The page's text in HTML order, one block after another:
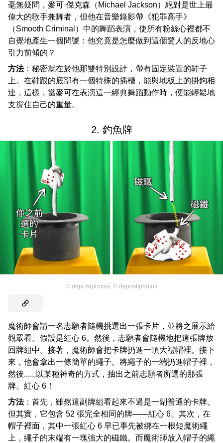
毫無疑問，麥可·傑克森（Michael Jackson）絕對是世上最
偉大的歌手兼舞者，但他在音樂錄影帶《犯罪高手》
（Smooth Criminal）中的舞蹈表演，使所有粉絲心裡都不
自覺地產生一個問號：他究竟是怎麼做到這個驚人的反地心
引力前傾的？
方法：秘密就在於他那雙特別設計，帶有固定裝置的鞋子
上。在鞋跟的底部有一個特殊的插槽，能與地板上的掛鉤相
連，這樣，當麥可在表演這一經典舞蹈動作時，便能輕鬆地
支撐住自己的重量。
2. 釣魚牌
© depositphotos, © depositphotos
魔術師會請一名志願者隨機挑選出一張卡片，並將之展示給
觀眾看。假設是紅心 6。然後，志願者會隨機地把這張牌放
回牌組中。接著，魔術師會把卡牌扔進一頂大禮帽裡。接下
來，他會拿出一條簡單的繩子。將繩子的一端扔進帽子裡，
然後......以某種神奇的方式，抽出之前志願者所選的那張
牌。紅心 6！
方法：首先，雖然這副牌組看起來不過是一副普通的卡牌。
但其實，它包含 52 張完全相同的牌——紅心 6。其次，在
帽子裡面，其中一張紅心 6 早已事先被綁在一根短魔術繩
上，繩子的末端有一塊強大的磁鐵。而魔術師放入帽子的繩